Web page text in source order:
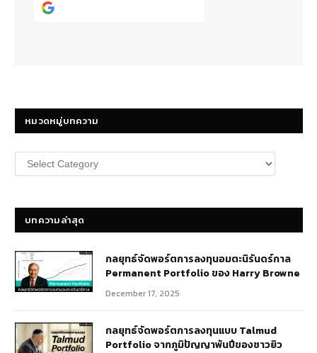
หมวดหมู่บทความ
หมวด
หมู่
บทความล่าสุด
กลยุทธ์​จัดพอร์ตการลงทุนอมตะนิรันดร์กาล
Permanent Portfolio ของ Harry Browne
December 17, 2025
กลยุทธ์จัดพอร์ตการลงทุนแบบ Talmud
Portfolio จากภูมิปัญญาพันปีของชาวยิว